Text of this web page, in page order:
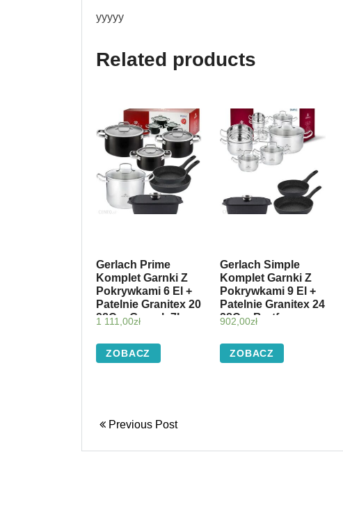
yyyyy
Related products
Gerlach Prime
Komplet Garnki Z
Pokrywkami 6 El +
Patelnie Granitex 20
28Cm Garnek 7L
32Cm D
(3297+3402028+325
1 111,00zł
ZOBACZ
Gerlach Simple
Komplet Garnki Z
Pokrywkami 9 El +
Patelnie Granitex 24
28Cm Brytfanna
(3323402428+340B)
902,00zł
ZOBACZ
Previous Post